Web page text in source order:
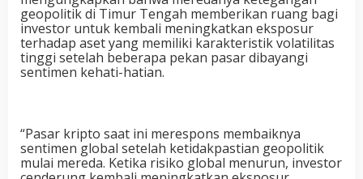
geopolitik di Timur Tengah memberikan ruang bagi
investor untuk kembali meningkatkan eksposur
terhadap aset yang memiliki karakteristik volatilitas
tinggi setelah beberapa pekan pasar dibayangi
sentimen kehati-hatian.
“Pasar kripto saat ini merespons membaiknya
sentimen global setelah ketidakpastian geopolitik
mulai mereda. Ketika risiko global menurun, investor